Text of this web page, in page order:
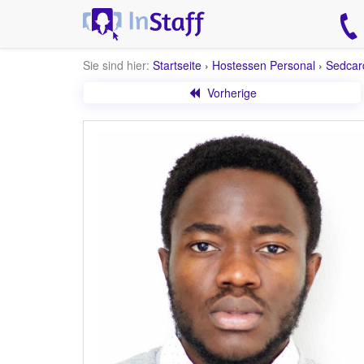
Sie sind hier: Startseite › Hostessen Personal ›
Vorherige